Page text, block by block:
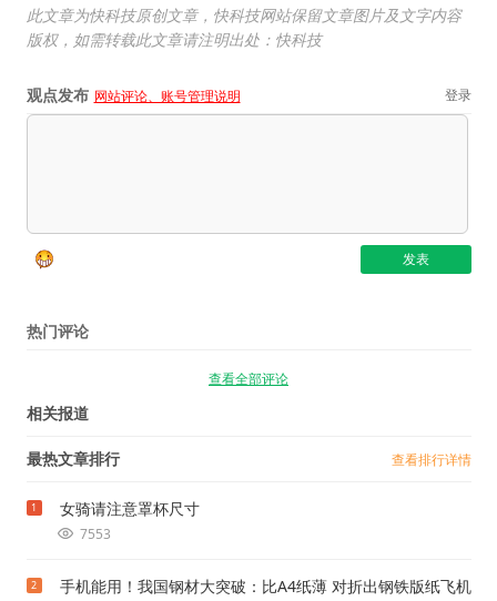
此文章为快科技原创文章，快科技网站保留文章图片及文字内容
版权，如需转载此文章请注明出处：快科技
观点发布 网站评论、账号管理说明 登录
热门评论
查看全部评论
相关报道
最热文章排行 查看排行详情
1 女骑请注意罩杯尺寸
7553
2 手机能用！我国钢材大突破：比A4纸薄 对折出钢铁版纸飞机